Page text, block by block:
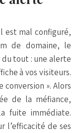
est mal configuré,
de domaine, le
tout : une alerte
à vos visiteurs.
». Alors
de la méfiance,
fuite immédiate.
l’efficacité de ses